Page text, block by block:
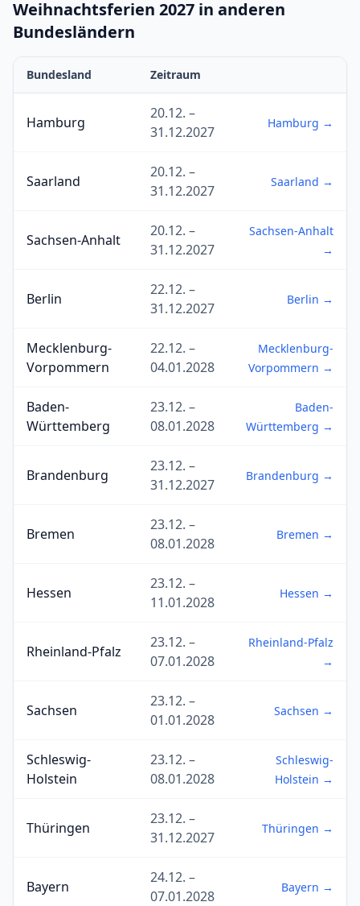
Weihnachtsferien 2027 in anderen
Bundesländern
Bundesland Zeitraum
Hamburg
20.12. –
31.12.2027
Hamburg →
Saarland
20.12. –
31.12.2027
Saarland →
Sachsen-Anhalt
20.12. –
31.12.2027
Sachsen-Anhalt
→
Berlin
22.12. –
31.12.2027
Berlin →
Mecklenburg-
Vorpommern
22.12. –
04.01.2028
Mecklenburg-
Vorpommern →
Baden-
Württemberg
23.12. –
08.01.2028
Baden-
Württemberg →
Brandenburg
23.12. –
31.12.2027
Brandenburg →
Bremen
23.12. –
08.01.2028
Bremen →
Hessen
23.12. –
11.01.2028
Hessen →
Rheinland-Pfalz
23.12. –
07.01.2028
Rheinland-Pfalz
→
Sachsen
23.12. –
01.01.2028
Sachsen →
Schleswig-
Holstein
23.12. –
08.01.2028
Schleswig-
Holstein →
Thüringen
23.12. –
31.12.2027
Thüringen →
Bayern
24.12. –
07.01.2028
Bayern →